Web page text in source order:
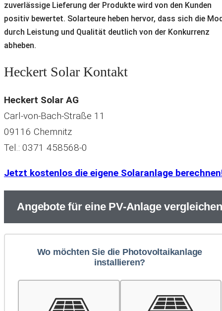
zuverlässige Lieferung der Produkte wird von den Kunden
positiv bewertet. Solarteure heben hervor, dass sich die
durch Leistung und Qualität deutlich von der Konkurrenz
abheben.
Heckert Solar Kontakt
Heckert Solar AG
Carl-von-Bach-Straße 11
09116 Chemnitz
Tel.: 0371 458568-0
Jetzt kostenlos die eigene Solaranlage